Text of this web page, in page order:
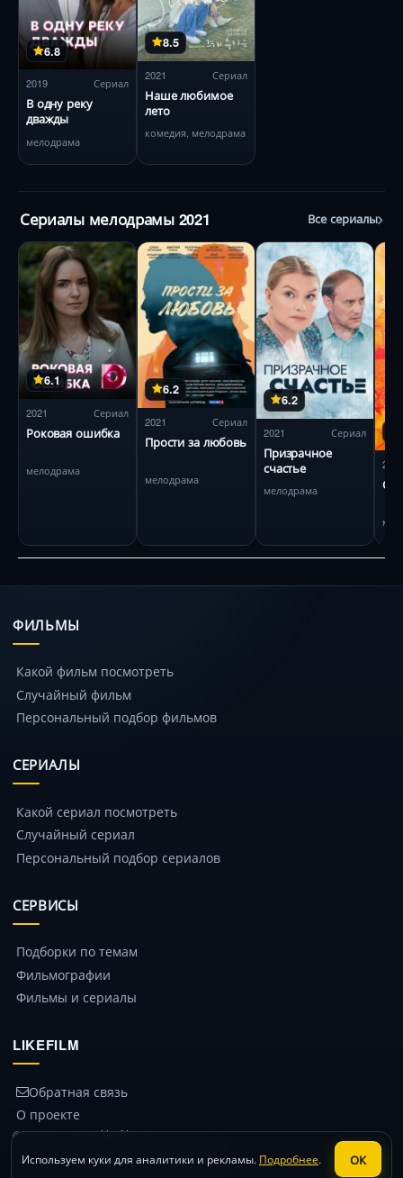
6.8
2019 Сериал
В одну реку
дважды
мелодрама
8.5
2021 Сериал
Наше любимое
лето
комедия, мелодрама
Сериалы мелодрамы 2021 Все сериалы
6.1
2021 Сериал
Роковая ошибка
мелодрама
6.2
2021 Сериал
Прости за любовь
мелодрама
6.2
2021 Сериал
Призрачное
счастье
мелодрама
2021
ФИЛЬМЫ
Какой фильм посмотреть
Случайный фильм
Персональный подбор фильмов
СЕРИАЛЫ
Какой сериал посмотреть
Случайный сериал
Персональный подбор сериалов
СЕРВИСЫ
Подборки по темам
Фильмографии
Фильмы и сериалы
LIKEFILM
Обратная связь
О проекте
© 2014 – 2026 likefilm.ru
Политика конфиденциальности
Используем куки для аналитики и рекламы. Подробнее. ОК